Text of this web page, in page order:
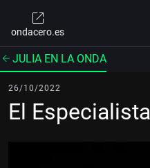
ondacero.es
JULIA EN LA ONDA
26/10/2022
El